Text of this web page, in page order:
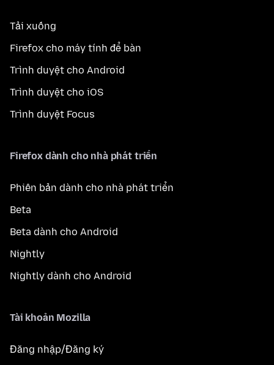
Tải xuống
Firefox cho máy tính để bàn
Trình duyệt cho Android
Trình duyệt cho iOS
Trình duyệt Focus
Firefox dành cho nhà phát triển
Phiên bản dành cho nhà phát triển
Beta
Beta dành cho Android
Nightly
Nightly dành cho Android
Tài khoản Mozilla
Đăng nhập/Đăng ký